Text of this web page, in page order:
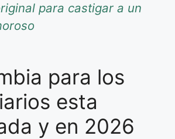
para castigar a un
para los
esta
y en 2026